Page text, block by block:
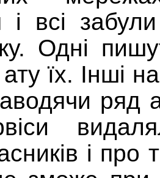
і всі
Одні
ату їх. Інші
ряд
і про